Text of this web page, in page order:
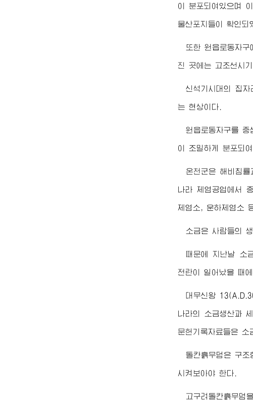
이 분포되여있으며
물산포지들이 확인되
또한 원읍로동자
진 곳에는 고조선시
신석기시대의 집
는 현상이다.
원읍로동자구를
이 조밀하게 분포되
온천군은 해비침
나라 제염공업에서
제염소, 운하제염소
소금은 사람들의
때문에 지난날 소
전란이 일어났을 때
대무신왕
나라의 소금생산과
문헌기록자료들은 소
돌칸흙무덤은 구
시켜보아야 한다.
고구려돌칸흙무덤